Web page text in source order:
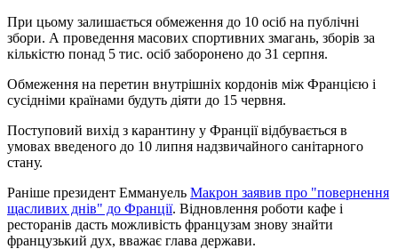
При цьому залишається обмеження до 10 осіб на публічні
збори. А проведення масових спортивних змагань, зборів за
кількістю понад 5 тис. осіб заборонено до 31 серпня.
Обмеження на перетин внутрішніх кордонів між Францією і
сусідніми країнами будуть діяти до 15 червня.
Поступовий вихід з карантину у Франції відбувається в
умовах введеного до 10 липня надзвичайного санітарного
стану.
Раніше президент Еммануель Макрон заявив про "повернення
щасливих днів" до Франції. Відновлення роботи кафе і
ресторанів дасть можливість французам знову знайти
французький дух, вважає глава держави.